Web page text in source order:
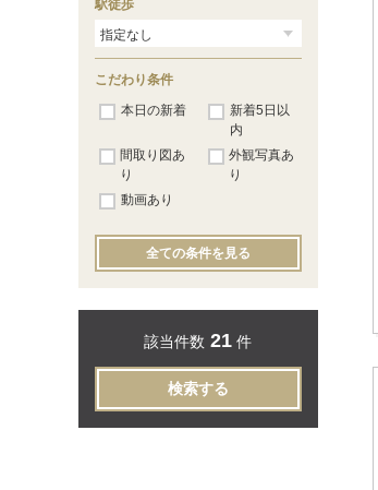
駅徒歩
こだわり条件
本日の新着
新着5日以
内
間取り図あ
り
外観写真あ
り
動画あり
全ての条件を見る
該当件数 21 件
検索する